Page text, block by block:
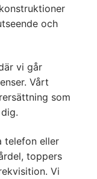
och
vi går
Vårt
som
telefon eller
toppers
Vi